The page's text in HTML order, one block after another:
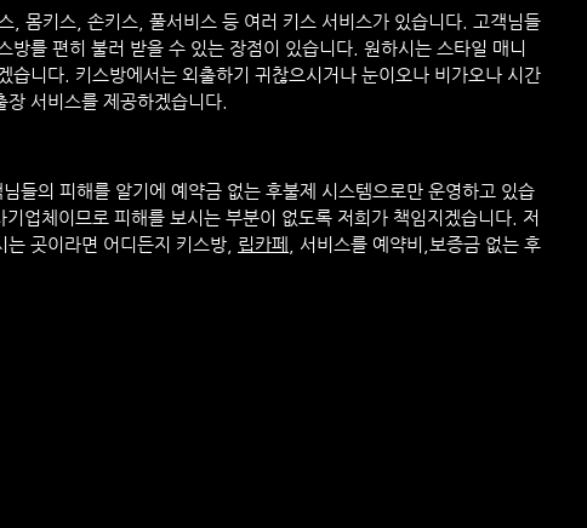
, 몸키스, 손키스, 풀서비스 등 여러 키스 서비스가 있습니다. 고객님들
를 편히 불러 받을 수 있는 장점이 있습니다. 원하시는 스타일 매니
습니다. 키스방에서는 외출하기 귀찮으시거나 눈이오나 비가오나 시간
서비스를 제공하겠습니다.
들의 피해를 알기에 예약금 없는 후불제 시스템으로만 운영하고 있습
업체이므로 피해를 보시는 부분이 없도록 저희가 책임지겠습니다. 저
곳이라면 어디든지 키스방, 립카페
, 서비스를 예약비,보증금 없는 후